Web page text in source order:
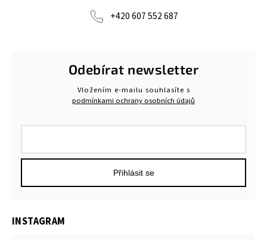
+420 607 552 687
Odebírat newsletter
Vložením e-mailu souhlasíte s
podmínkami ochrany osobních údajů
Přihlásit se
INSTAGRAM